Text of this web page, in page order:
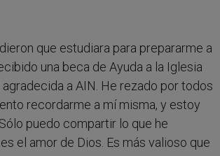
que estudiara para prepararme a
una beca de Ayuda a la Iglesia
a AIN. He rezado por todos
recordarme a mí misma, y estoy
puedo compartir lo que he
el amor de Dios. Es más valioso que